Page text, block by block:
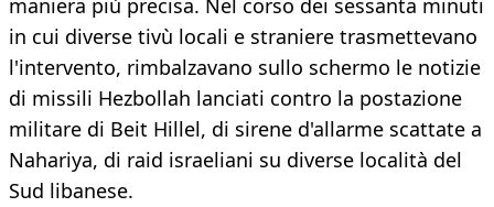
maniera più precisa. Nel corso dei sessanta minuti
in cui diverse tivù locali e straniere trasmettevano
l'intervento, rimbalzavano sullo schermo le notizie
di missili Hezbollah lanciati contro la postazione
militare di Beit Hillel, di sirene d'allarme scattate a
Nahariya, di raid israeliani su diverse località del
Sud libanese.